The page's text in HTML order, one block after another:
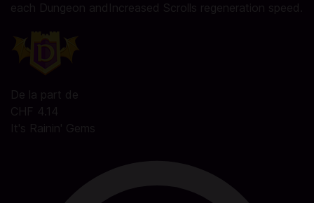
each Dungeon andIncreased Scrolls regeneration speed.
De la part de
CHF 4.14
It's Rainin' Gems